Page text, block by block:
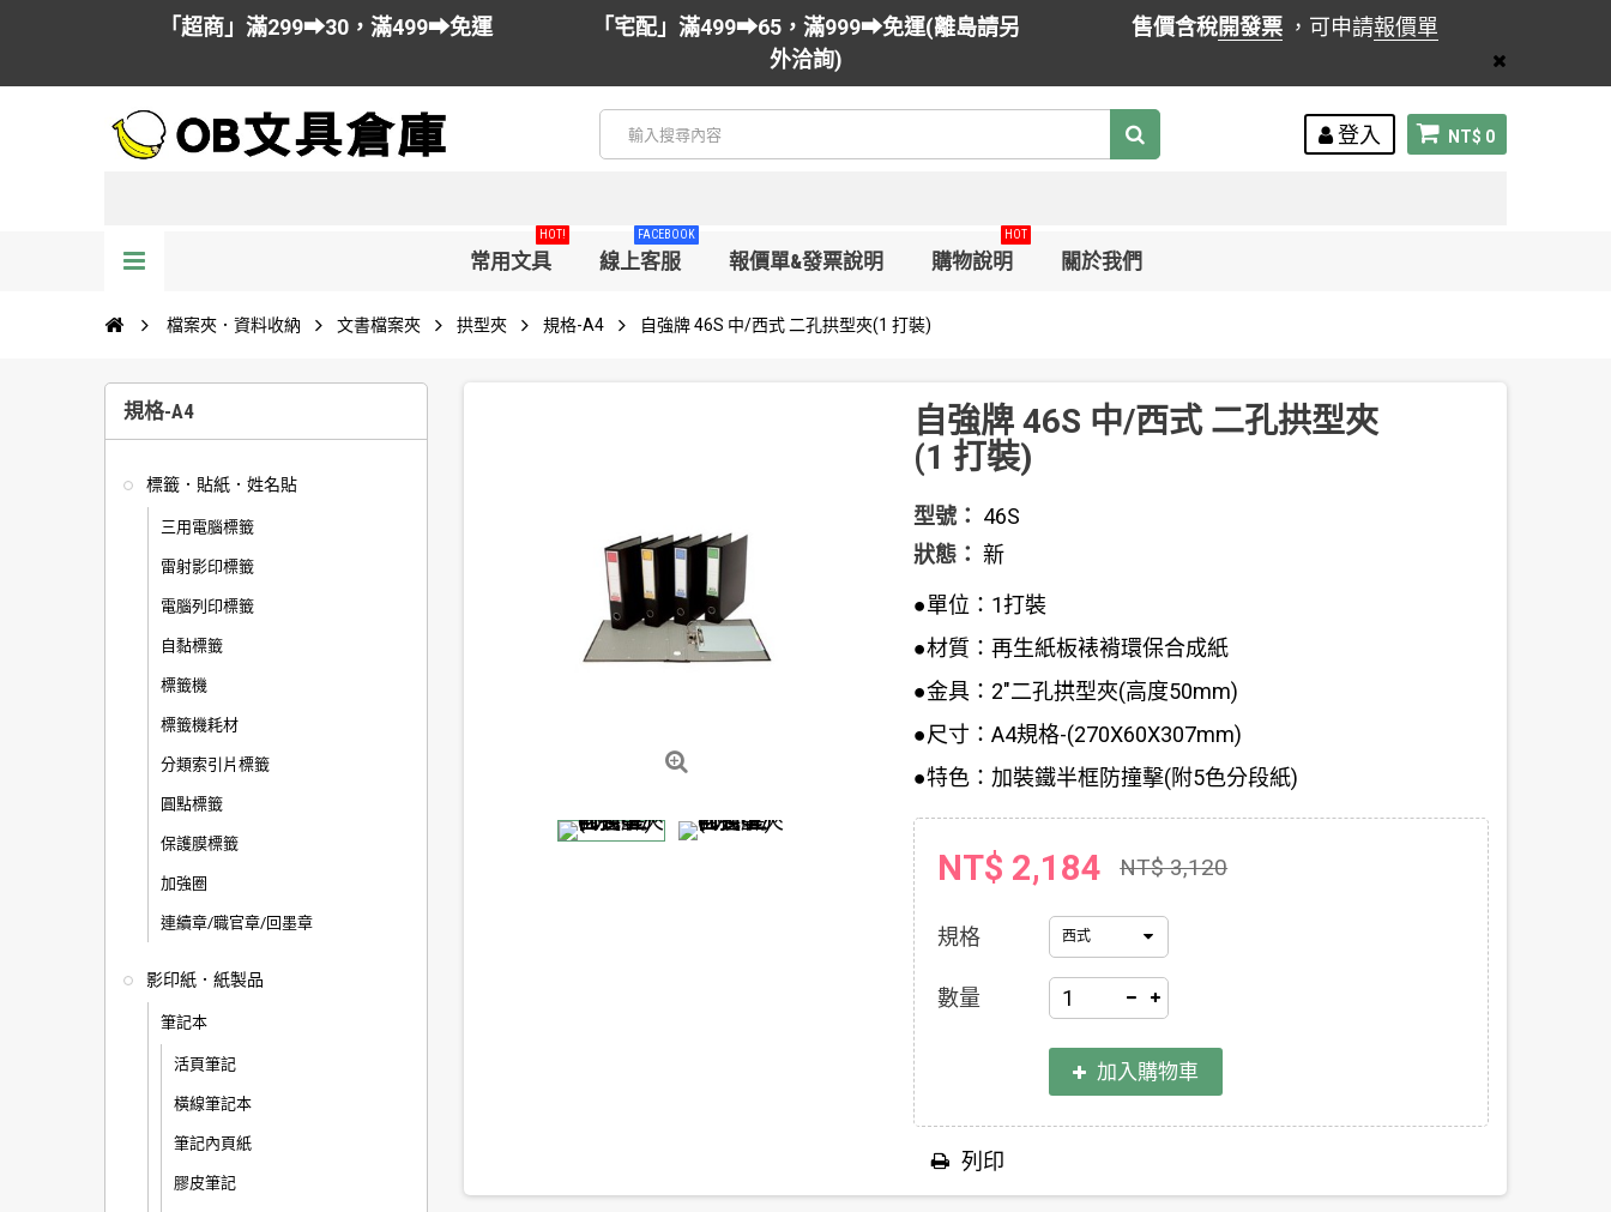
「超商」滿299➡30，滿499➡免運
「宅配」滿499➡65，滿999➡免運(離島請另
外洽詢)
售價含稅開發票 ，可申請報價單
NT$ 0
登入
常用文具
HOT!
線上客服
FACEBOOK
報價單&發票說明 購物說明
HOT
關於我們
檔案夾．資料收納 文書檔案夾 拱型夾 規格-A4 自強牌 46S 中/西式 二孔拱型夾(1 打裝)
規格-A4
標籤．貼紙．姓名貼
三用電腦標籤
雷射影印標籤
電腦列印標籤
自黏標籤
標籤機
標籤機耗材
分類索引片標籤
圓點標籤
保護膜標籤
加強圈
連續章/職官章/回墨章
影印紙．紙製品
筆記本
活頁筆記
橫線筆記本
筆記內頁紙
膠皮筆記
自強牌 46S 中/西式 二孔拱型夾
(1 打裝)
型號： 46S
狀態： 新
●單位：1打裝
●材質：再生紙板裱褙環保合成紙
●金具：2"二孔拱型夾(高度50mm)
●尺寸：A4規格-(270X60X307mm)
●特色：加裝鐵半框防撞擊(附5色分段紙)
NT$ 2,184 NT$ 3,120
規格 西式
數量
加入購物車
列印